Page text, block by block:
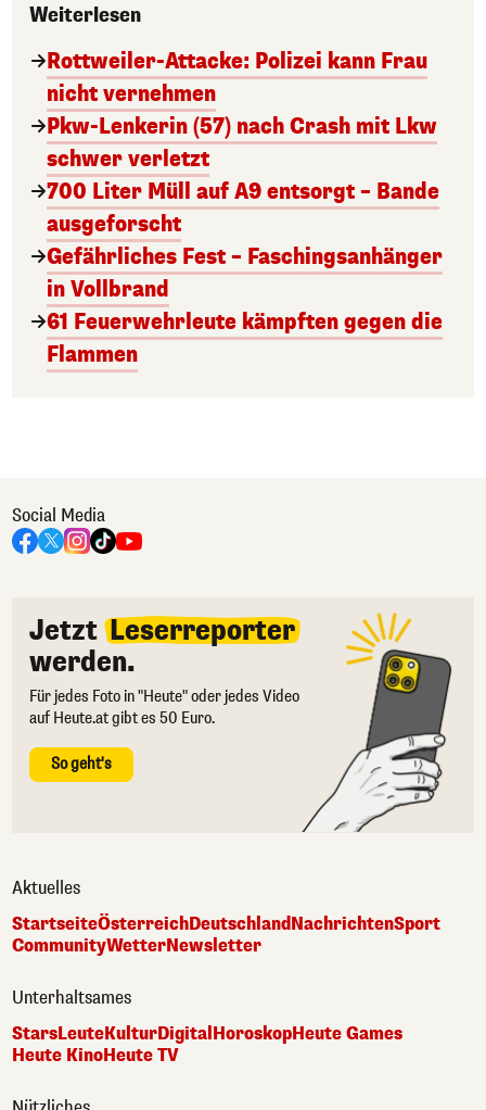
Weiterlesen
Rottweiler-Attacke: Polizei kann Frau
nicht vernehmen
Pkw-Lenkerin (57) nach Crash mit Lkw
schwer verletzt
700 Liter Müll auf A9 entsorgt – Bande
ausgeforscht
Gefährliches Fest – Faschingsanhänger
in Vollbrand
61 Feuerwehrleute kämpften gegen die
Flammen
Social Media
Jetzt Leserreporter
werden.
Für jedes Foto in "Heute" oder jedes Video
auf Heute.at gibt es 50 Euro.
So geht's
Aktuelles
StartseiteÖsterreichDeutschlandNachrichtenSport
CommunityWetterNewsletter
Unterhaltsames
StarsLeuteKulturDigitalHoroskopHeute Games
Heute KinoHeute TV